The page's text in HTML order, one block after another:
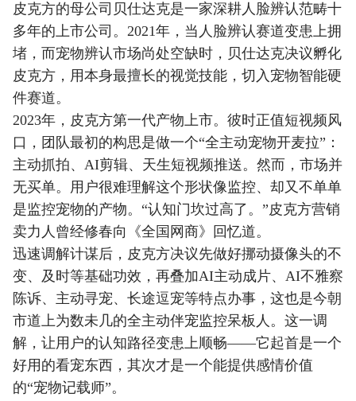
皮克方的母公司贝仕达克是一家深耕人脸辨认范畴十
多年的上市公司。2021年，当人脸辨认赛道变患上拥
堵，而宠物辨认市场尚处空缺时，贝仕达克决议孵化
皮克方，用本身最擅长的视觉技能，切入宠物智能硬
件赛道。
2023年，皮克方第一代产物上市。彼时正值短视频风
口，团队最初的构思是做一个“全主动宠物开麦拉”：
主动抓拍、AI剪辑、天生短视频推送。然而，市场并
无买单。用户很难理解这个形状像监控、却又不单单
是监控宠物的产物。“认知门坎过高了。”皮克方营销
卖力人曾经修春向《全国网商》回忆道。
迅速调解计谋后，皮克方决议先做好挪动摄像头的不
变、及时等基础功效，再叠加AI主动成片、AI不雅察
陈诉、主动寻宠、长途逗宠等特点办事，这也是今朝
市道上为数未几的全主动伴宠监控呆板人。这一调
解，让用户的认知路径变患上顺畅——它起首是一个
好用的看宠东西，其次才是一个能提供感情价值
的“宠物记载师”。